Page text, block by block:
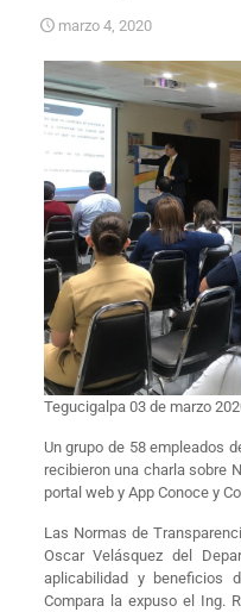
marzo 4, 2020
Tegucigalpa 03 de marzo
Un grupo de 58 empleados
recibieron una charla sobre
portal web y App Conoce y
Las Normas de
Oscar Velásquez del
aplicabilidad y beneficios
Compara la expuso el Ing.